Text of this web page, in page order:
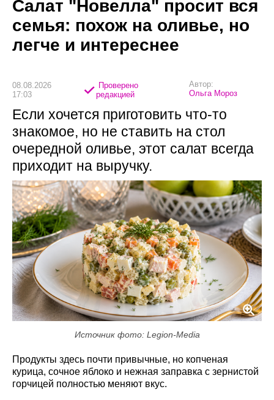
Салат "Новелла" просит вся
семья: похож на оливье, но
легче и интереснее
08.08.2026
17:03
Проверено
редакцией
Автор:
Ольга Мороз
Если хочется приготовить что-то
знакомое, но не ставить на стол
очередной оливье, этот салат всегда
приходит на выручку.
Источник фото: Legion-Media
Продукты здесь почти привычные, но копченая
курица, сочное яблоко и нежная заправка с зернистой
горчицей полностью меняют вкус.